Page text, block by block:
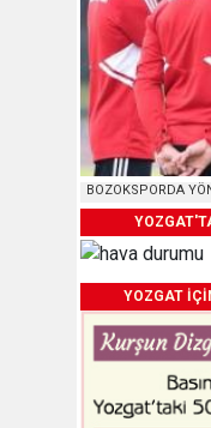
BOZOKSPORDA
YOZGAT